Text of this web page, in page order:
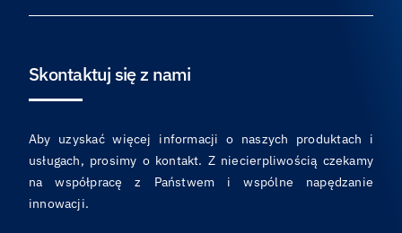
Skontaktuj się z nami
Aby uzyskać więcej informacji o naszych produktach i
usługach, prosimy o kontakt. Z niecierpliwością czekamy
na współpracę z Państwem i wspólne napędzanie
innowacji.